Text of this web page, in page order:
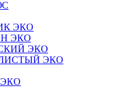
ЭКО
ЭКО
ЭКО
ЭКО